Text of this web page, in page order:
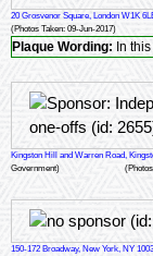
20 Grosvenor Square, London W1K
(Photos Taken: 09-Jun-2017)
Plaque Wording: In
Kingston Hill and Warren Road,
Government)
150-172 Broadway, New York, NY